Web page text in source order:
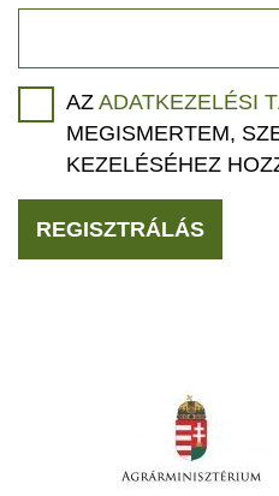
AZ ADATKEZELÉSI
MEGISMERTEM,
KEZELÉSÉHEZ
REGISZTRÁLÁS